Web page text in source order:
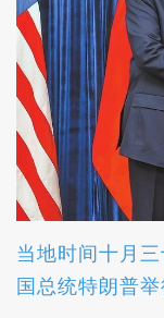
当地时间十月
国总统特朗普